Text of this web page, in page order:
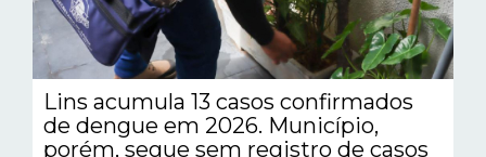
Lins acumula 13 casos confirmados
de dengue em 2026. Município,
porém, segue sem registro de casos